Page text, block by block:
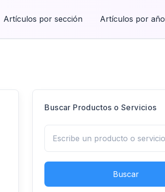
Artículos por sección Artículos por año
Buscar Productos o Servicios
Buscar